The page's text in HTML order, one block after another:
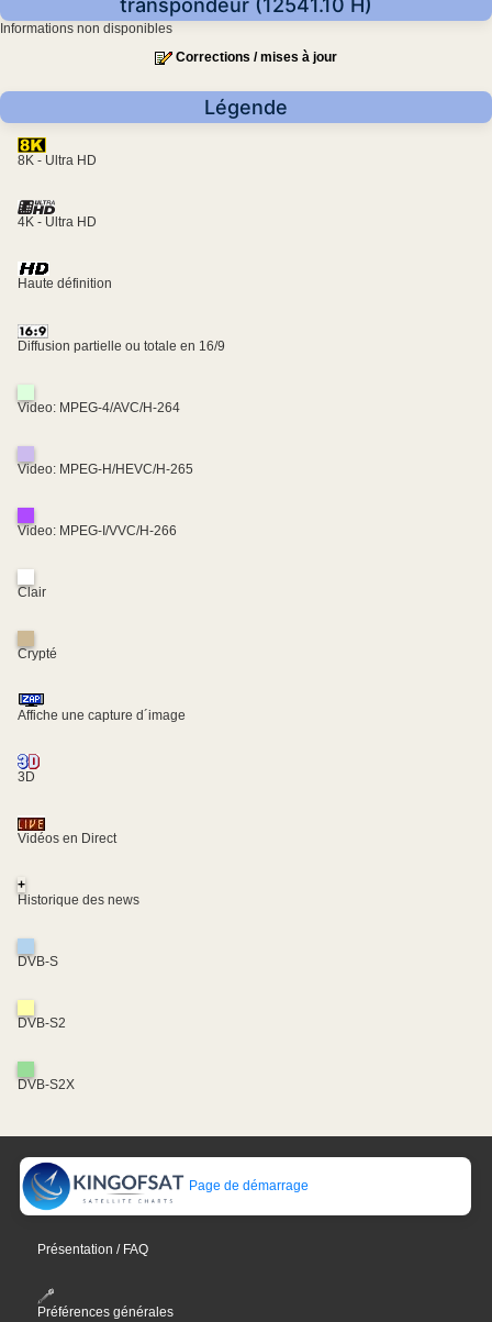
transpondeur (12541.10 H)
Informations non disponibles
Corrections / mises à jour
Légende
8K - Ultra HD
4K - Ultra HD
Haute définition
Diffusion partielle ou totale en 16/9
Video: MPEG-4/AVC/H-264
Video: MPEG-H/HEVC/H-265
Video: MPEG-I/VVC/H-266
Clair
Crypté
Affiche une capture d´image
3D
Vidéos en Direct
+
Historique des news
DVB-S
DVB-S2
DVB-S2X
Page de démarrage
Présentation / FAQ
Préférences générales